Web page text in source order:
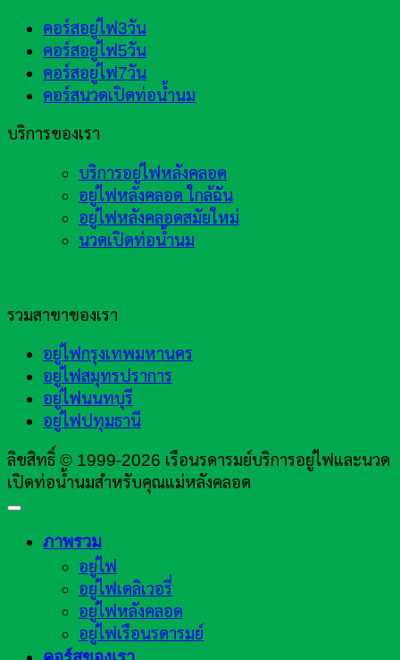
คอร์สอยู่ไฟ3วัน
คอร์สอยู่ไฟ5วัน
คอร์สอยู่ไฟ7วัน
คอร์สนวดเปิดท่อน้ำนม
บริการของเรา
บริการอยู่ไฟหลังคลอด
อยู่ไฟหลังคลอด ใกล้ฉัน
อยู่ไฟหลังคลอดสมัยใหม่
นวดเปิดท่อน้ำนม
รวมสาขาของเรา
อยู่ไฟกรุงเทพมหานคร
อยู่ไฟสมุทรปราการ
อยู่ไฟนนทบุรี
อยู่ไฟปทุมธานี
ลิขสิทธิ์ © 1999-2026 เรือนรดารมย์บริการอยู่ไฟและนวด
เปิดท่อน้ำนมสำหรับคุณแม่หลังคลอด
ภาพรวม
อยู่ไฟ
อยู่ไฟเดลิเวอรี่
อยู่ไฟหลังคลอด
อยู่ไฟเรือนรดารมย์